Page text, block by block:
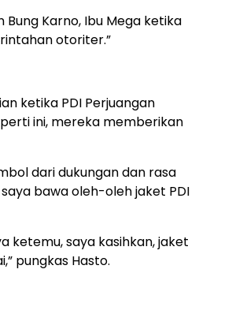
Bung Karno, Ibu Mega ketika
otoriter.”
ketika PDI Perjuangan
ini, mereka memberikan
dari dukungan dan rasa
bawa oleh-oleh jaket PDI
ketemu, saya kasihkan, jaket
pungkas Hasto.